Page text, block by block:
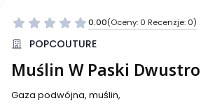
0.00(Oceny: 0 Recenzje: 0)
Przejdź do sekcji Opinie
POPCOUTURE
Muślin W Paski
Gaza podwójna, muślin,